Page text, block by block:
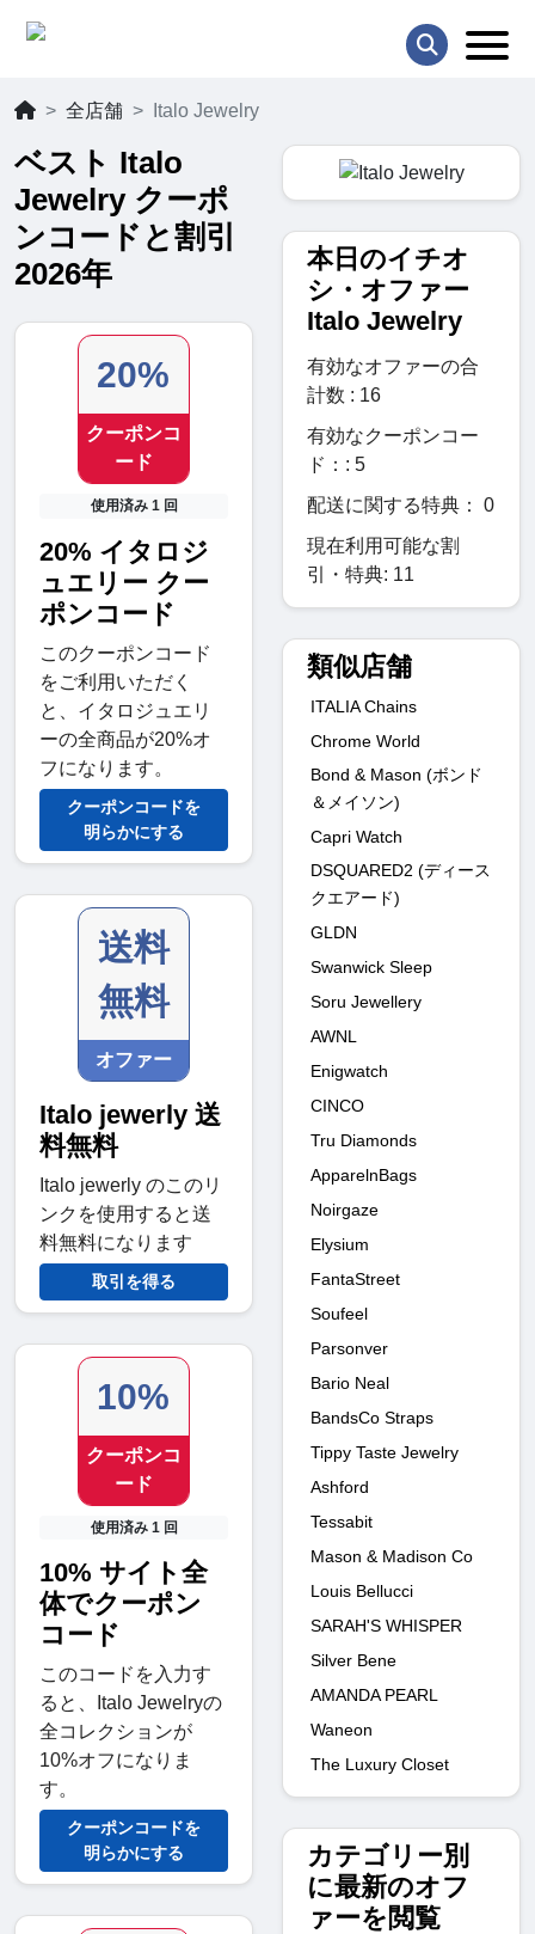
全店舗 Italo Jewelry
ベスト Italo
Jewelry クーポ
ンコードと割引
2026年
20%
クーポンコ
ード
使用済み 1 回
20% イタロジ
ュエリー クー
ポンコード
このクーポンコード
をご利用いただく
と、イタロジュエリ
ーの全商品が20%オ
フになります。
クーポンコードを
明らかにする
送料
無料
オファー
Italo jewerly 送
料無料
Italo jewerly のこのリ
ンクを使用すると送
料無料になります
取引を得る
10%
クーポンコ
ード
使用済み 1 回
10% サイト全
体でクーポン
コード
このコードを入力す
ると、Italo Jewelryの
全コレクションが
10%オフになりま
す。
クーポンコードを
明らかにする
本日のイチオ
シ・オファー
Italo Jewelry
有効なオファーの合
計数 : 16
有効なクーポンコー
ド：: 5
配送に関する特典： 0
現在利用可能な割
引・特典: 11
類似店舗
ITALIA Chains
Chrome World
Bond & Mason (ボンド
＆メイソン)
Capri Watch
DSQUARED2 (ディース
クエアード)
GLDN
Swanwick Sleep
Soru Jewellery
AWNL
Enigwatch
CINCO
Tru Diamonds
ApparelnBags
Noirgaze
Elysium
FantaStreet
Soufeel
Parsonver
Bario Neal
BandsCo Straps
Tippy Taste Jewelry
Ashford
Tessabit
Mason & Madison Co
Louis Bellucci
SARAH'S WHISPER
Silver Bene
AMANDA PEARL
Waneon
The Luxury Closet
カテゴリー別
に最新のオフ
ァーを閲覧